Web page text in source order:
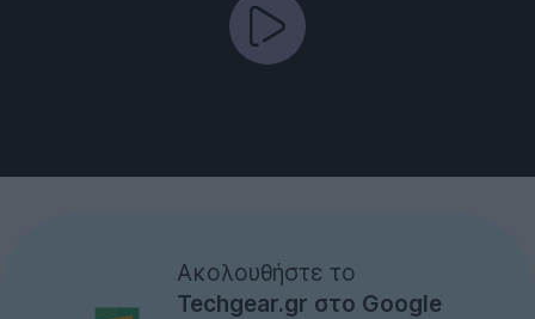
Ακολουθήστε το
Techgear.gr στο Google